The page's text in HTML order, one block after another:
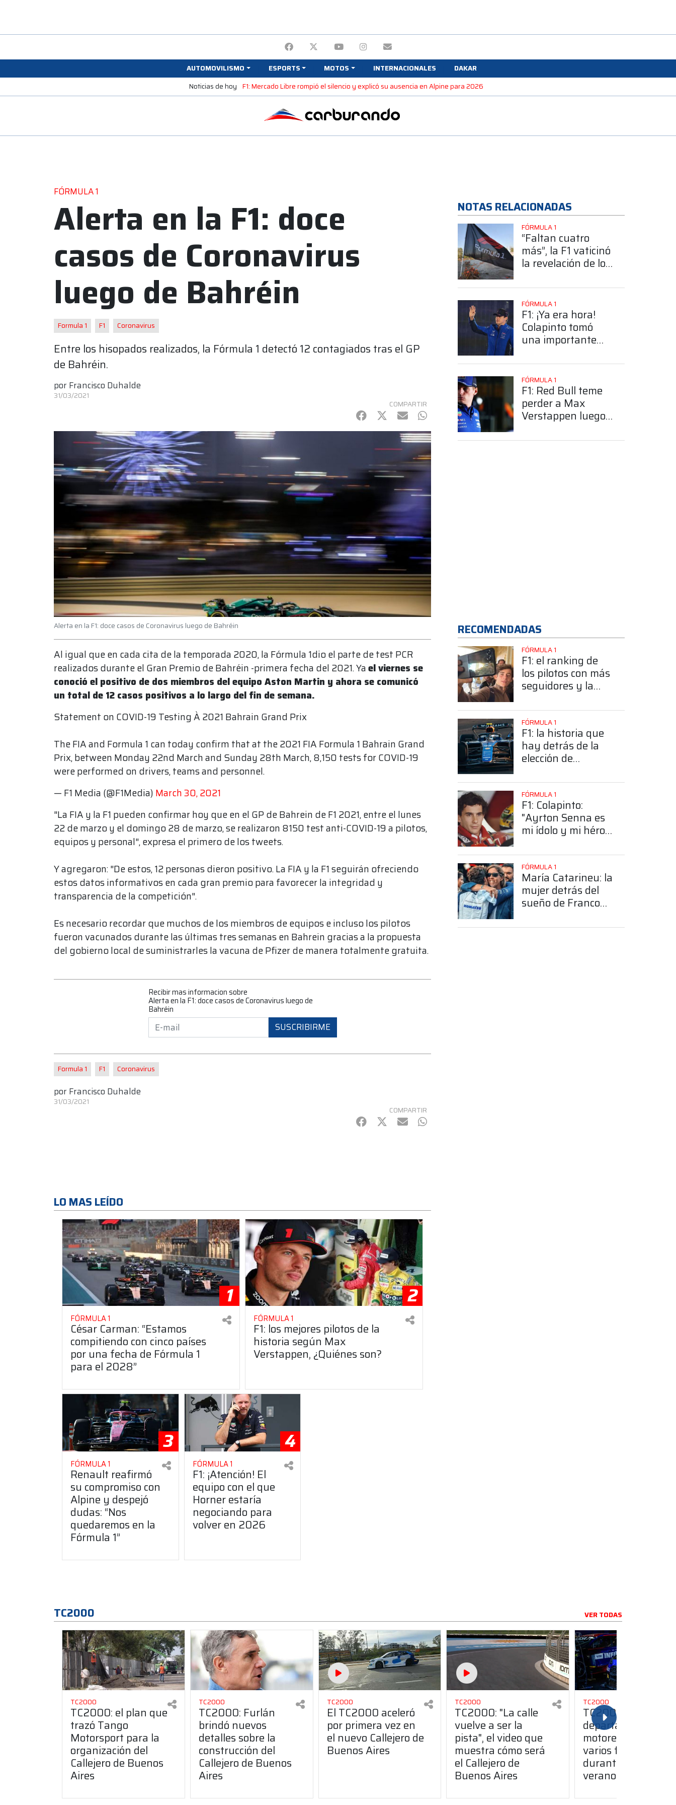
AUTOMOVILISMO ESPORTS MOTOS INTERNACIONALES
DAKAR
Noticias de hoy F1: Mercado Libre rompió el silencio y explicó su ausencia en Alpine para 2026
FÓRMULA 1
Alerta en la F1: doce
casos de Coronavirus
luego de Bahréin
Formula 1 F1 Coronavirus
Entre los hisopados realizados, la Fórmula 1 detectó 12 contagiados tras el GP
de Bahréin.
por Francisco Duhalde
31/03/2021
COMPARTIR
Facebook
Twitter
mail WhatsApp
Alerta en la F1: doce casos de Coronavirus luego de Bahréin
Al igual que en cada cita de la temporada 2020, la Fórmula 1dio el parte de test PCR
realizados durante el Gran Premio de Bahréin -primera fecha del 2021. Yael viernes se
conoció el positivo de dos miembros del equipo Aston Martin y ahora se comunicó
un total de 12 casos positivos a lo largo del fin de semana.
Statement on COVID-19 Testing À 2021 Bahrain Grand Prix
The FIA and Formula 1 can today confirm that at the 2021 FIA Formula 1 Bahrain Grand
Prix, between Monday 22nd March and Sunday 28th March, 8,150 tests for COVID-19
were performed on drivers, teams and personnel.
— F1 Media (@F1Media) March 30, 2021
"La FIA y la F1 pueden confirmar hoy que en el GP de Bahrein de F1 2021, entre el lunes
22 de marzo y el domingo 28 de marzo, se realizaron 8150 test anti-COVID-19 a pilotos,
equipos y personal", expresa el primero de los tweets.
Y agregaron: "De estos, 12 personas dieron positivo. La FIA y la F1 seguirán ofreciendo
estos datos informativos en cada gran premio para favorecer la integridad y
transparencia de la competición".
Es necesario recordar que muchos de los miembros de equipos e incluso los pilotos
fueron vacunados durante las últimas tres semanas en Bahrein gracias a la propuesta
del gobierno local de suministrarles la vacuna de Pfizer de manera totalmente gratuita.
Recibir mas informacion sobre
Alerta en la F1: doce casos de Coronavirus luego de
Bahréin
SUSCRIBIRME
Formula 1 F1 Coronavirus
por Francisco Duhalde
31/03/2021
COMPARTIR
Facebook
Twitter
mail WhatsApp
LO MAS LEÍDO
1
FÓRMULA 1
César Carman: “Estamos
compitiendo con cinco países
por una fecha de Fórmula 1
para el 2028”
2
FÓRMULA 1
F1: los mejores pilotos de la
historia según Max
Verstappen, ¿Quiénes son?
3
FÓRMULA 1
Renault reafirmó
su compromiso con
Alpine y despejó
dudas: “Nos
quedaremos en la
Fórmula 1”
4
FÓRMULA 1
F1: ¡Atención! El
equipo con el que
Horner estaría
negociando para
volver en 2026
NOTAS RELACIONADAS
FÓRMULA 1
“Faltan cuatro
más”, la F1 vaticinó
la revelación de los
Williams, Cadillac,
McLaren y Aston
Martin
FÓRMULA 1
F1: ¡Ya era hora!
Colapinto tomó
una importante
fanáticos
esperaron durante
años
FÓRMULA 1
F1: Red Bull teme
perder a Max
Verstappen luego
RECOMENDADAS
FÓRMULA 1
F1: el ranking de
los pilotos con más
seguidores y la
posición de
Colapinto
FÓRMULA 1
F1: la historia que
hay detrás de la
elección de
número 43
FÓRMULA 1
F1: Colapinto:
"Ayrton Senna es
mi ídolo y mi héroe
FÓRMULA 1
María Catarineu: la
mujer detrás del
sueño de Franco
Fórmula 1
TC2000 VER TODAS
TC2000
TC2000: el plan que
trazó Tango
Motorsport para la
organización del
Callejero de Buenos
Aires
TC2000
TC2000: Furlán
brindó nuevos
detalles sobre la
construcción del
Callejero de Buenos
Aires
TC2000
El TC2000 aceleró
por primera vez en
el nuevo Callejero de
Buenos Aires
TC2000
TC2000: "La calle
vuelve a ser la
pista", el video que
muestra cómo será
el Callejero de
Buenos Aires
TC2000
TC2000: el
departamento de
motores trabaja en
varios frentes
durante el receso
verano